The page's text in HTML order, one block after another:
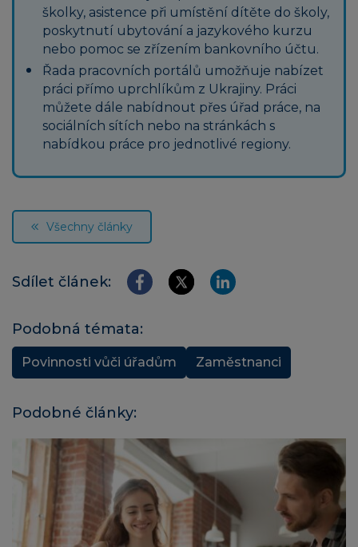
školky, asistence při umístění dítěte do školy,
poskytnutí ubytování a jazykového kurzu
nebo pomoc se zřízením bankovního účtu.
Řada pracovních portálů umožňuje nabízet
práci přímo uprchlíkům z Ukrajiny. Práci
můžete dále nabídnout přes úřad práce, na
sociálních sítích nebo na stránkách s
nabídkou práce pro jednotlivé regiony.
Všechny články
Sdílet článek:
Podobná témata:
Povinnosti vůči úřadům Zaměstnanci
Podobné články: